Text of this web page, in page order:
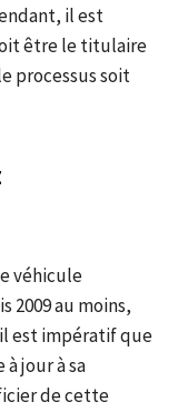
il est
être le titulaire
processus soit
véhicule
au moins,
il est impératif que
jour à sa
de cette